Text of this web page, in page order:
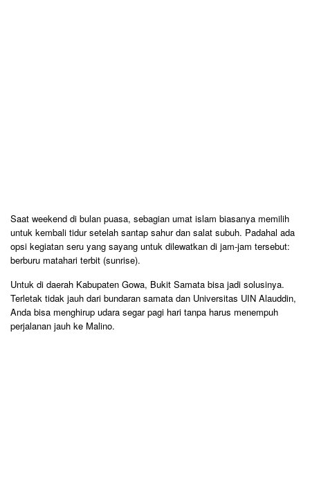
Saat weekend di bulan puasa, sebagian umat islam biasanya memilih
untuk kembali tidur setelah santap sahur dan salat subuh. Padahal ada
opsi kegiatan seru yang sayang untuk dilewatkan di jam-jam tersebut:
berburu matahari terbit (sunrise).
Untuk di daerah Kabupaten Gowa, Bukit Samata bisa jadi solusinya.
Terletak tidak jauh dari bundaran samata dan Universitas UIN Alauddin,
Anda bisa menghirup udara segar pagi hari tanpa harus menempuh
perjalanan jauh ke Malino.